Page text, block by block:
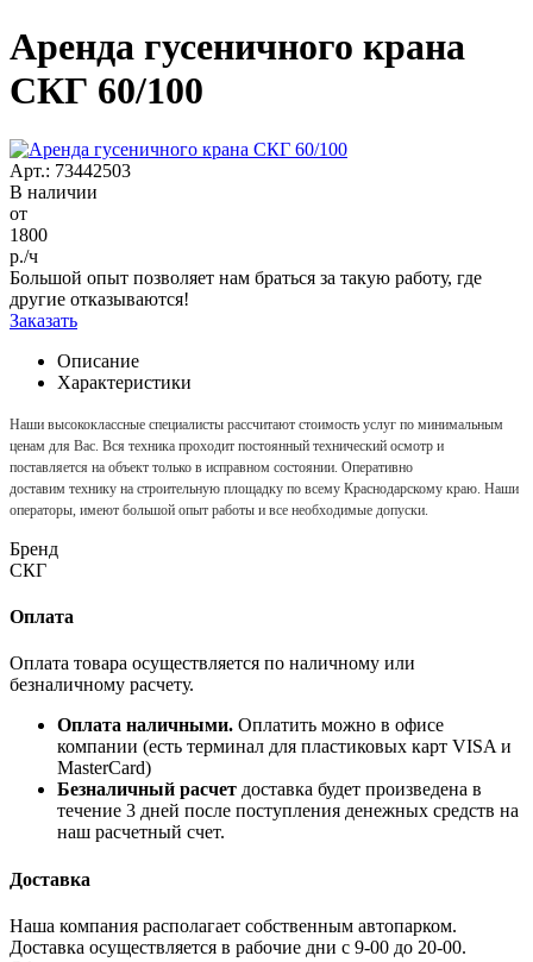
Аренда гусеничного крана
СКГ 60/100
Арт.: 73442503
В наличии
от
1800
р./ч
Большой опыт позволяет нам браться за такую работу, где
другие отказываются!
Заказать
Описание
Характеристики
Наши высококлассные специалисты рассчитают стоимость услуг по минимальным
ценам для Вас. Вся техника проходит постоянный технический осмотр и
поставляется на объект только в исправном состоянии. Оперативно
доставим технику на строительную площадку по всему Краснодарскому краю. Наши
операторы, имеют большой опыт работы и все необходимые допуски.
Бренд
СКГ
Оплата
Оплата товара осуществляется по наличному или
безналичному расчету.
Оплата наличными. Оплатить можно в офисе
компании (есть терминал для пластиковых карт VISA и
MasterCard)
Безналичный расчет доставка будет произведена в
течение 3 дней после поступления денежных средств на
наш расчетный счет.
Доставка
Наша компания располагает собственным автопарком.
Доставка осуществляется в рабочие дни с 9-00 до 20-00.